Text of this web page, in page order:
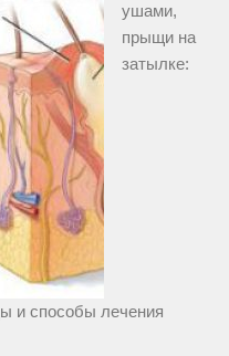
ушами,
прыщи на
затылке:
и способы лечения